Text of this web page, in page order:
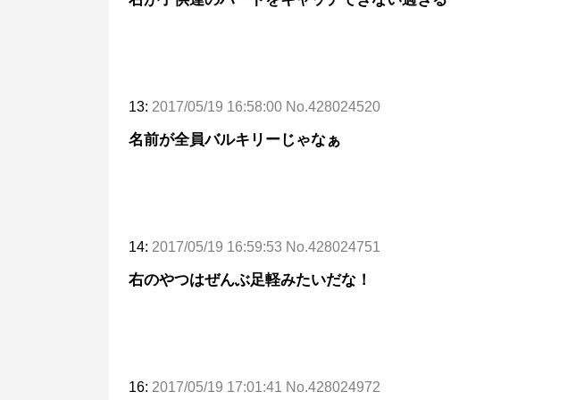
13: 2017/05/19 16:58:00 No.428024520
名前が全員バルキリーじゃなぁ
14: 2017/05/19 16:59:53 No.428024751
右のやつはぜんぶ足軽みたいだな！
16: 2017/05/19 17:01:41 No.428024972